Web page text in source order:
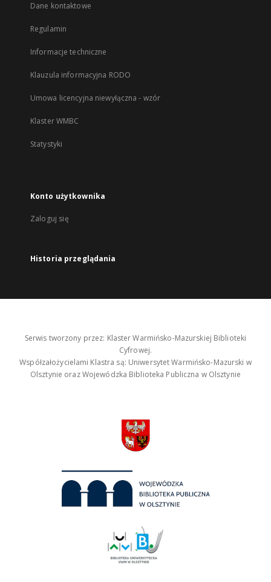
Dane kontaktowe
Regulamin
Informacje techniczne
Klauzula informacyjna RODO
Umowa licencyjna niewyłączna - wzór
Klaster WMBC
Statystyki
Konto użytkownika
Zaloguj się
Historia przeglądania
Serwis tworzony przez: Klaster Warmińsko-Mazurskiej Biblioteki
Cyfrowej.
Współzałożycielami Klastra są: Uniwersytet Warmińsko-Mazurski w
Olsztynie oraz Wojewódzka Biblioteka Publiczna w Olsztynie